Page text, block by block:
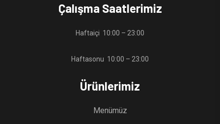
Çalışma Saatlerimiz
Haftaiçi 10:00 – 23:00
Haftasonu 10:00 – 23:00
Ürünlerimiz
Menümüz